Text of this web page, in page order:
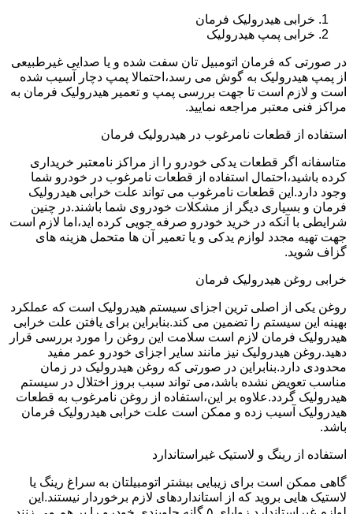
خرابی هیدرولیک فرمان
خرابی پمپ هیدرولیک
در صورتی که فرمان اتومبیل تان سفت شده و یا صدایی غیرطبیعی
از پمپ هیدرولیک به گوش می رسد،احتمالا پمپ دچار آسیب شده
است و لازم است تا جهت بررسی پمپ و تعمیر هیدرولیک فرمان به
مراکز فنی معتبر مراجعه نمایید.
استفاده از قطعات نامرغوب در هیدرولیک فرمان
متاسفانه اگر قطعات یدکی خودرو را از مراکز نامعتبر خریداری
کرده باشید،احتمال استفاده از قطعات نامرغوب در خودرو شما
وجود دارد.این قطعات نامرغوب می تواند علت خرابی هیدرولیک
فرمان و بسیاری دیگر از مشکلات خودروی شما باشند.در چنین
شرایطی با آنکه در خرید خودرو صرفه جویی کرده اید،اما لازم است
جهت تهیه مجدد لوازم یدکی و یا تعمیر آن ها متحمل هزینه های
گزاف شوید.
خرابی روغن هیدرولیک فرمان
روغن یکی از اصلی ترین اجزای سیستم هیدرولیک است که عملکرد
بهینه این سیستم را تضمین می کند.بنابراین برای یافتن علت خرابی
هیدرولیک فرمان لازم است سلامت این روغن را مورد بررسی قرار
دهید.روغن هیدرولیک نیز مانند سایر اجزای خودرو عمر مفید
محدودی دارد.بنابراین در صورتی که روغن هیدرولیک در زمان
مناسب تعویض نشده باشد،می تواند سبب بروز اختلال در سیستم
هیدرولیک گردد.علاوه بر این،استفاده از روغن نامرغوب به قطعات
هیدرولیک آسیب زده و ممکن است علت خرابی هیدرولیک فرمان
باشد.
استفاده از رینگ و لاستیک غیراستاندارد
گاهی ممکن است برای زیبایی بیشتر اتومبیلتان به سراغ رینگ یا
لاستیک هایی بروید که از استانداردهای لازم برخوردار نیستند.این